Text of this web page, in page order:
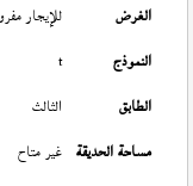
الغرض
للإيجار
النموذج
t
الطابق
الثالث
مساحة الحديقة غير متاح